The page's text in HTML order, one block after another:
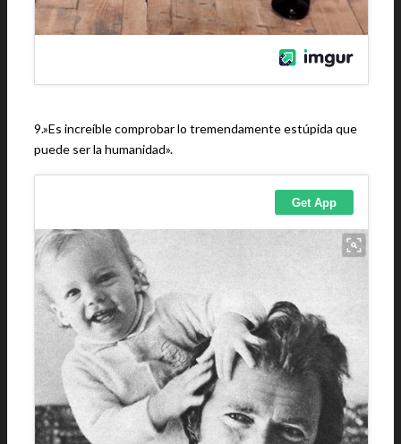
9.»Es increíble comprobar lo tremendamente estúpida que
puede ser la humanidad».